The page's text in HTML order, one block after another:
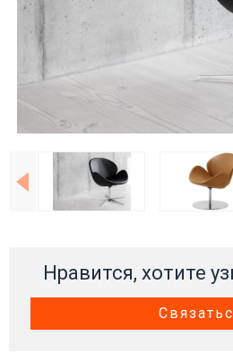
Нравится, хотите